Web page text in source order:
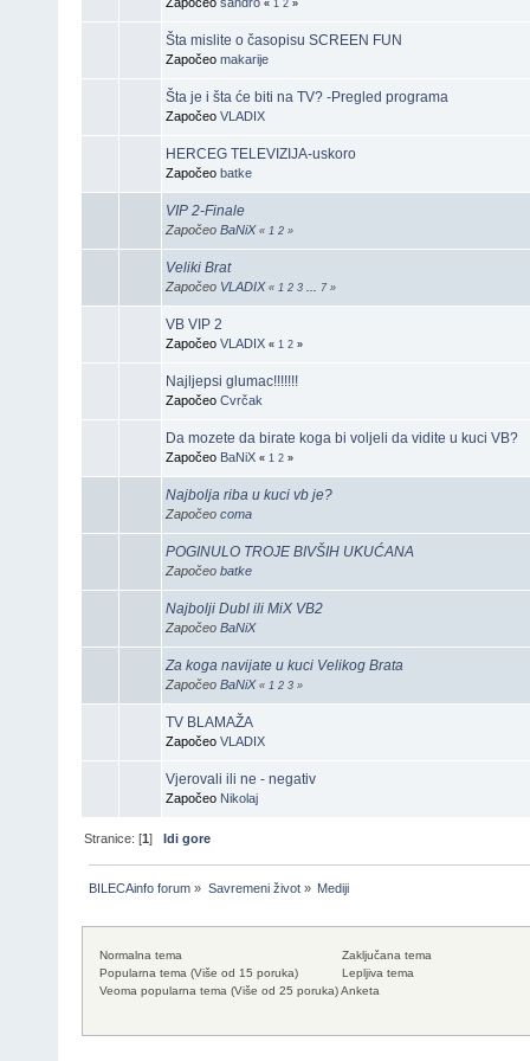
« 1 2 »
Šta mislite o časopisu SCREEN FUN
Započeo makarije
Šta je i šta će biti na TV? -Pregled programa
Započeo VLADIX
HERCEG TELEVIZIJA-uskoro
Započeo batke
VIP 2-Finale
Započeo BaNiX « 1 2 »
Veliki Brat
Započeo VLADIX « 1 2 3 7»
VB VIP 2
Započeo VLADIX « 1 2 »
Najljepsi glumac!!!!!!!
Započeo Cvrčak
Da mozete da birate koga bi voljeli da vidite u kuci VB?
Započeo BaNiX « 1 2 »
Najbolja riba u kuci vb je?
Započeo coma
POGINULO TROJE BIVŠIH UKUĆANA
Započeo batke
Najbolji Dubl ili MiX VB2
Započeo BaNiX
Za koga navijate u kuci Velikog Brata
Započeo BaNiX « 1 2 3 »
TV BLAMAŽA
Započeo VLADIX
Vjerovali ili ne - negativ
Započeo Nikolaj
Stranice: [1]Idi gore
BILECAinfo forum » Savremeni život» Mediji
Normalna tema
Popularna tema (Više od 15 poruka)
Veoma popularna tema (Više od 25 poruka)
Zaključana tema
Lepljiva tema
Anketa